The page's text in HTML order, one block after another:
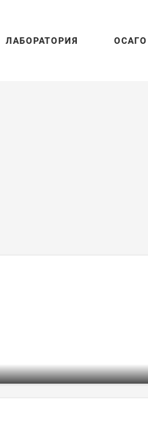
ЛАБОРАТОРИЯ ОСАГО